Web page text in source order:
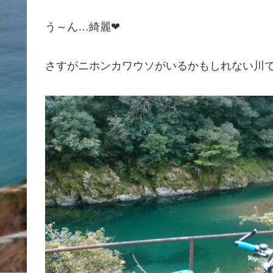
う～ん…綺麗❤
さすがニホンカワウソがいるかもしれない川